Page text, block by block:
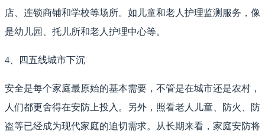
店、连锁商铺和学校等场所。如儿童和老人护理监测服务，像
是幼儿园、托儿所和老人护理中心等。
4、四五线城市下沉
安全是每个家庭最原始的基本需要，不管是在城市还是农村，
人们都更舍得在安防上投入。另外，照看老人儿童、防火、防
盗等已经成为现代家庭的迫切需求。从长期来看，家庭安防将